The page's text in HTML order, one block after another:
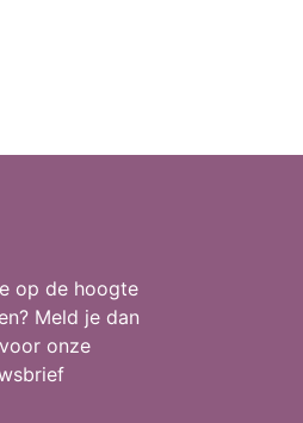
op de hoogte
Meld je dan
onze